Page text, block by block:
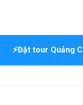
⚡Đặt tour Quảng